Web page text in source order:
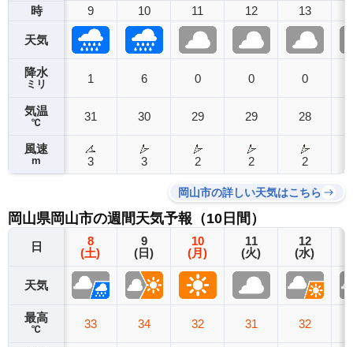
時
天気
降水
ミリ
気温
℃
風速
m
9
1
31
3
10
6
30
3
11
0
29
2
12
0
29
2
13
0
28
2
岡山市の詳しい天気はこちら
岡山県岡山市の週間天気予報（10日間）
日
天気
最高
℃
8
(土)
33
9
(日)
34
10
(月)
32
11
(火)
31
12
(水)
32